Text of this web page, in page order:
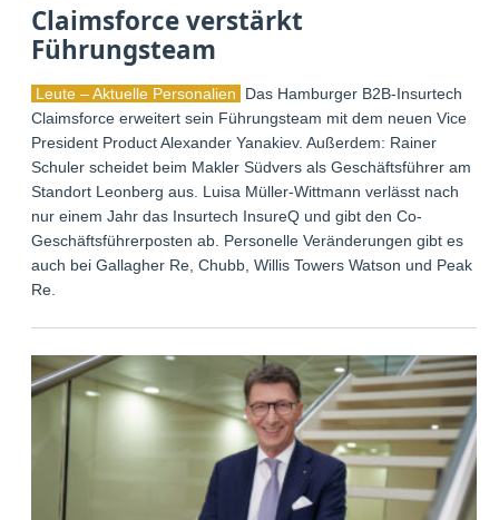
Claimsforce verstärkt
Führungsteam
Leute – Aktuelle Personalien
Das Hamburger B2B-Insurtech
Claimsforce erweitert sein Führungsteam mit dem neuen Vice
President Product Alexander Yanakiev. Außerdem: Rainer
Schuler scheidet beim Makler Südvers als Geschäftsführer am
Standort Leonberg aus. Luisa Müller-Wittmann verlässt nach
nur einem Jahr das Insurtech InsureQ und gibt den Co-
Geschäftsführerposten ab. Personelle Veränderungen gibt es
auch bei Gallagher Re, Chubb, Willis Towers Watson und Peak
Re.